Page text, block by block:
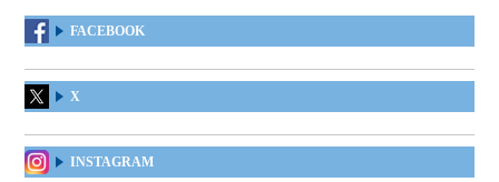
FACEBOOK
X
INSTAGRAM